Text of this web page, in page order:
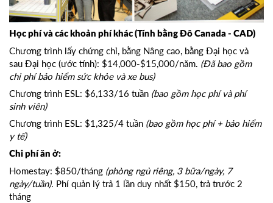
Học phí và các khoản phí khác (Tính bằng Đô Canada - CAD)
Chương trình lấy chứng chỉ, bằng Nâng cao, bằng Đại học và
sau Đại học (ước tính): $14,000-$15,000/năm. (Đã bao gồm
chi phí bảo hiểm sức khỏe và xe bus)
Chương trình ESL: $6,133/16 tuần (bao gồm học phí và phí
sinh viên)
Chương trình ESL: $1,325/4 tuần (bao gồm học phí + bảo hiểm
y tế)
Chi phí ăn ở:
Homestay: $850/tháng (phòng ngủ riêng, 3 bữa/ngày, 7
ngày/tuần). Phí quản lý trả 1 lần duy nhất $150, trả trước 2
tháng